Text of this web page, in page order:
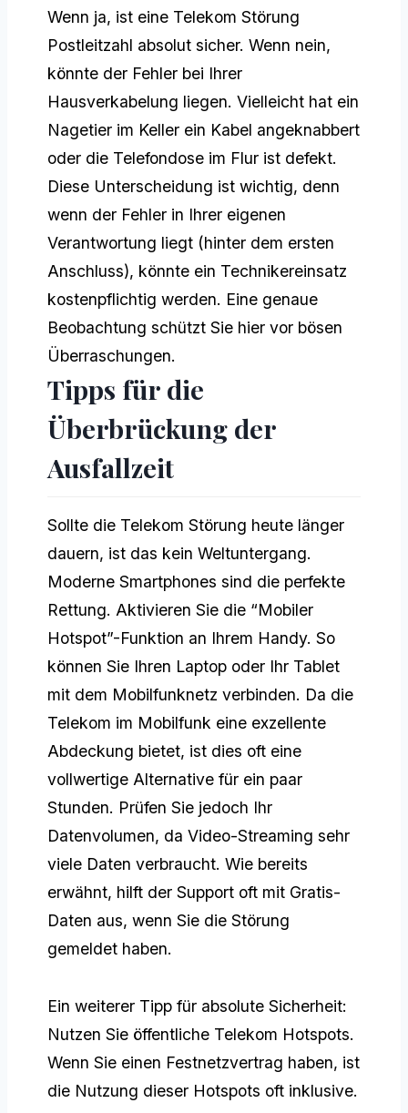
Wenn ja, ist eine Telekom Störung
Postleitzahl absolut sicher. Wenn nein,
könnte der Fehler bei Ihrer
Hausverkabelung liegen. Vielleicht hat ein
Nagetier im Keller ein Kabel angeknabbert
oder die Telefondose im Flur ist defekt.
Diese Unterscheidung ist wichtig, denn
wenn der Fehler in Ihrer eigenen
Verantwortung liegt (hinter dem ersten
Anschluss), könnte ein Technikereinsatz
kostenpflichtig werden. Eine genaue
Beobachtung schützt Sie hier vor bösen
Überraschungen.
Tipps für die
Überbrückung der
Ausfallzeit
Sollte die Telekom Störung heute länger
dauern, ist das kein Weltuntergang.
Moderne Smartphones sind die perfekte
Rettung. Aktivieren Sie die “Mobiler
Hotspot”-Funktion an Ihrem Handy. So
können Sie Ihren Laptop oder Ihr Tablet
mit dem Mobilfunknetz verbinden. Da die
Telekom im Mobilfunk eine exzellente
Abdeckung bietet, ist dies oft eine
vollwertige Alternative für ein paar
Stunden. Prüfen Sie jedoch Ihr
Datenvolumen, da Video-Streaming sehr
viele Daten verbraucht. Wie bereits
erwähnt, hilft der Support oft mit Gratis-
Daten aus, wenn Sie die Störung
gemeldet haben.
Ein weiterer Tipp für absolute Sicherheit:
Nutzen Sie öffentliche Telekom Hotspots.
Wenn Sie einen Festnetzvertrag haben, ist
die Nutzung dieser Hotspots oft inklusive.